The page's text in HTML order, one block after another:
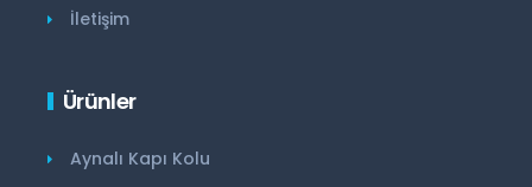
İletişim
Ürünler
Aynalı Kapı Kolu